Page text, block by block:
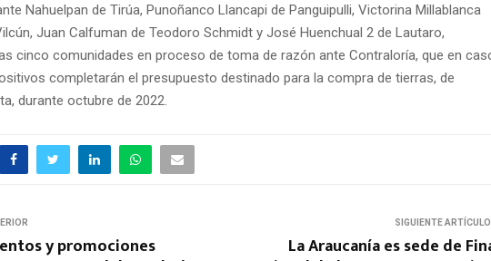
Nahuelpan de Tirúa, Punoñanco Llancapi de Panguipulli, Victorina Millablanca
Juan Calfuman de Teodoro Schmidt y José Huenchual 2 de Lautaro,
cinco comunidades en proceso de toma de razón ante Contraloría, que en
completarán el presupuesto destinado para la compra de tierras, de
durante octubre de 2022.
y promociones
SIGUIENTE ARTÍCULO
La Araucanía es sede de